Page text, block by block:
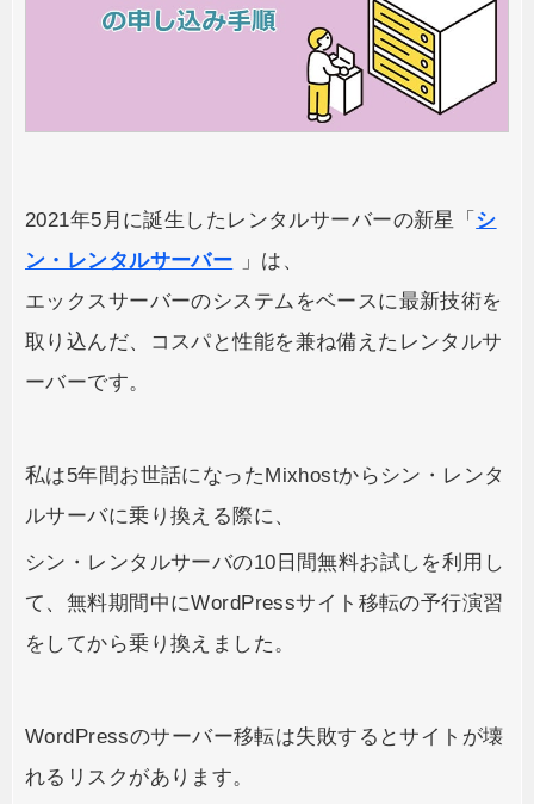
2021年5月に誕生したレンタルサーバーの新星「 シ
ン・レンタルサーバー
」は、
エックスサーバーのシステムをベースに最新技術を
取り込んだ、コスパと性能を兼ね備えたレンタルサ
ーバーです。
私は5年間お世話になったMixhostからシン・レンタ
ルサーバに乗り換える際に、
シン・レンタルサーバの10日間無料お試しを利用し
て、無料期間中にWordPressサイト移転の予行演習
をしてから乗り換えました。
WordPressのサーバー移転は失敗するとサイトが壊
れるリスクがあります。